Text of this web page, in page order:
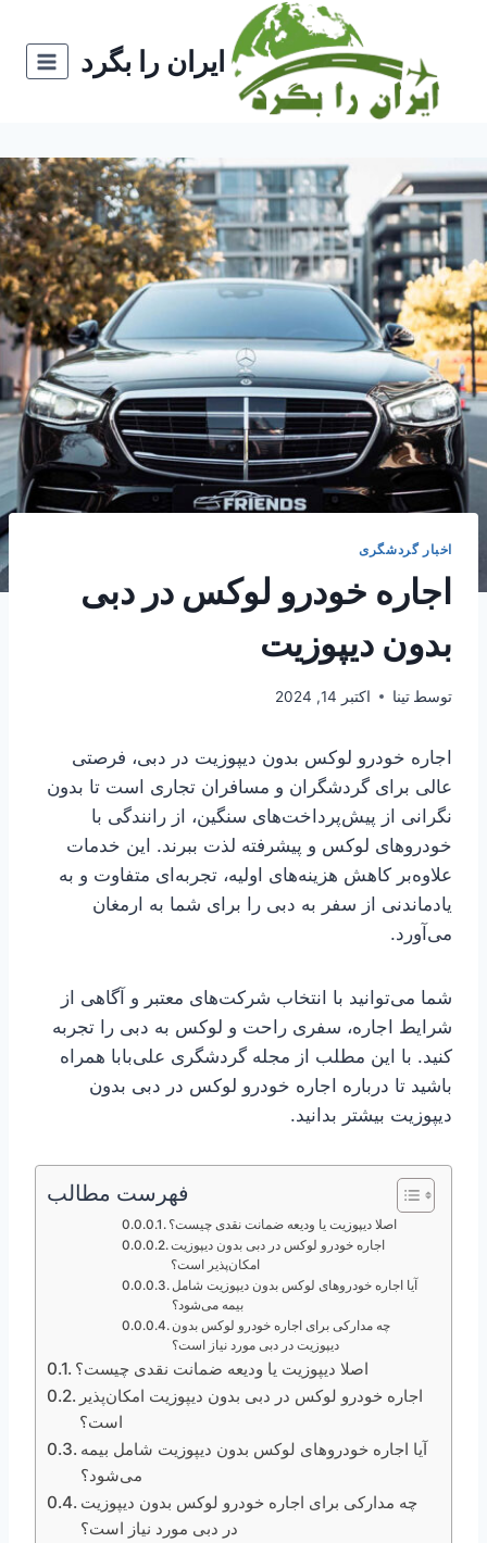
ایران را بگرد
اخبار گردشگری
اجاره خودرو لوکس در دبی
بدون دیپوزیت
توسط تینا اکتبر 14, 2024
اجاره خودرو لوکس بدون دیپوزیت در دبی، فرصتی
عالی برای گردشگران و مسافران تجاری است تا بدون
نگرانی از پیش‌پرداخت‌های سنگین، از رانندگی با
خودروهای لوکس و پیشرفته لذت ببرند. این خدمات
علاوه‌بر کاهش هزینه‌های اولیه، تجربه‌ای متفاوت و به
یادماندنی از سفر به دبی را برای شما به ارمغان
می‌آورد.
شما می‌توانید با انتخاب شرکت‌های معتبر و آگاهی از
شرایط اجاره، سفری راحت و لوکس به دبی را تجربه
کنید. با این مطلب از مجله گردشگری علی‌بابا همراه
باشید تا درباره اجاره خودرو لوکس در دبی بدون
دیپوزیت بیشتر بدانید.
فهرست مطالب
اصلا دیپوزیت یا ودیعه ضمانت نقدی چیست؟
اجاره خودرو لوکس در دبی بدون دیپوزیت
امکان‌پذیر است؟
آیا اجاره خودروهای لوکس بدون دیپوزیت شامل
بیمه می‌شود؟
چه مدارکی برای اجاره خودرو لوکس بدون
دیپوزیت در دبی مورد نیاز است؟
اصلا دیپوزیت یا ودیعه ضمانت نقدی چیست؟
اجاره خودرو لوکس در دبی بدون دیپوزیت امکان‌پذیر
است؟
آیا اجاره خودروهای لوکس بدون دیپوزیت شامل بیمه
می‌شود؟
چه مدارکی برای اجاره خودرو لوکس بدون دیپوزیت
در دبی مورد نیاز است؟